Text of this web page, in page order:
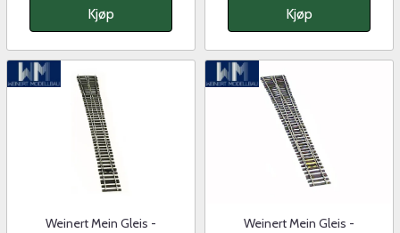
Kjøp Kjøp
Weinert Mein Gleis -
Weinert Mein Gleis -